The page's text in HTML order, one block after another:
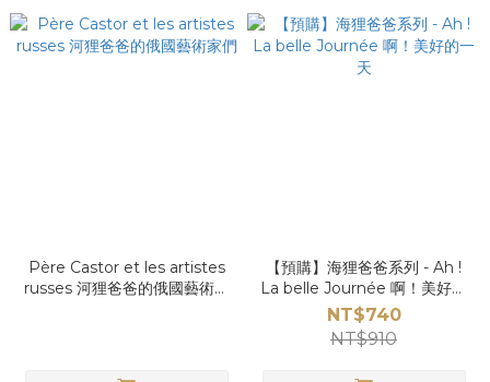
Père Castor et les artistes
russes 河狸爸爸的俄國藝術家
【預購】海狸爸爸系列 - Ah !
La belle Journée 啊！美好的
一天
NT$740
NT$910